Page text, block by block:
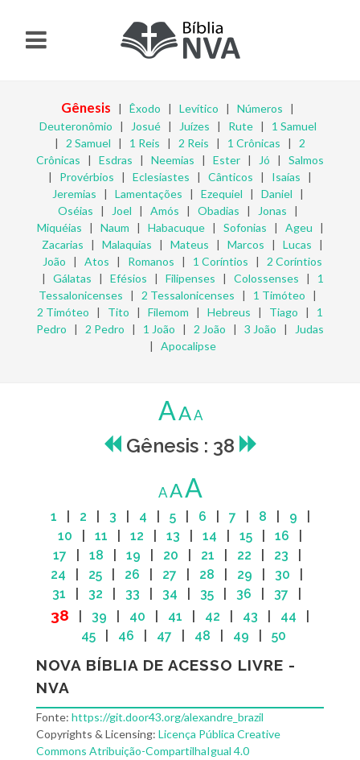
Gênesis | Êxodo | Levítico | Números |
Deuteronômio | Josué| Juízes | Rute| 1 Samuel
| 2 Samuel | 1 Reis | 2 Reis | 1 Crônicas | 2
Crônicas | Esdras | Neemias | Ester | Jó | Salmos
| Provérbios | Eclesiastes | Cânticos | Isaías |
Jeremias | Lamentações | Ezequiel | Daniel |
Oséias | Joel | Amós | Obadias | Jonas |
Miquéias | Naum | Habacuque| Sofonias | Ageu |
Zacarias | Malaquias | Mateus | Marcos | Lucas |
João | Atos | Romanos | 1 Coríntios | 2 Coríntios
| Gálatas | Efésios | Filipenses | Colossenses | 1
Tessalonicenses | 2 Tessalonicenses | 1 Timóteo |
2 Timóteo | Tito | Filemom | Hebreus | Tiago | 1
Pedro | 2 Pedro | 1 João | 2 João | 3 João |
Judas
| Apocalipse
AAA
Gênesis : 38
AAA
1 2 3 4 5| 6 7 8 9
10
11 12 13 14 15 16
17
18 19 20 21 22 23
24
25 26 27 28 29 30
31
32 33 34 35 36 37
38 39 40 41 42 43 44
45| 46 47 48 49 50
NOVA BÍBLIA DE ACESSO LIVRE -
NVA
Fonte: https://git.door43.org/alexandre_brazil
Copyrights & Licensing: Licença Pública Creative
Commons Atribuição-CompartilhaIgual 4.0